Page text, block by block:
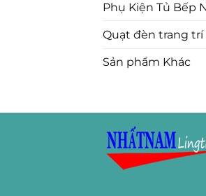
Phụ Kiện Tủ Bếp
Quạt đèn trang trí
Sản phẩm Khác